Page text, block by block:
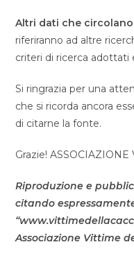
Altri dati che circolano
riferiranno ad altre
criteri di ricerca adottati
Si ringrazia per una
che si ricorda ancora
di citarne la fonte.
Grazie!
Riproduzione e
citando
Associazione Vittime